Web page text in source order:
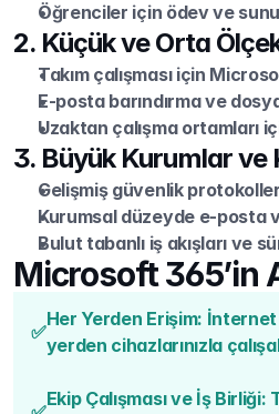
Öğrenciler için ödev ve
2. Küçük ve Orta
Takım çalışması için
E-posta barındırma ve
Uzaktan çalışma ortamları
3. Büyük Kurumlar ve
Gelişmiş güvenlik
Kurumsal düzeyde e-posta
Bulut tabanlı iş akışları ve
Microsoft 365’in
✅
Her Yerden Erişim: İnternet
yerden cihazlarınızla
Ekip Çalışması ve İş